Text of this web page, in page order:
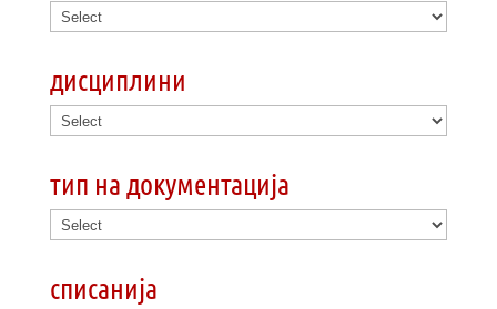
дисциплини
тип на документација
списанија